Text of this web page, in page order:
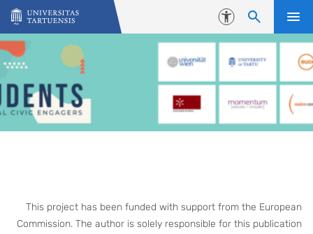
Skip to content
Accessibility
This project has been funded with support from the European
Commission. The author is solely responsible for this publication